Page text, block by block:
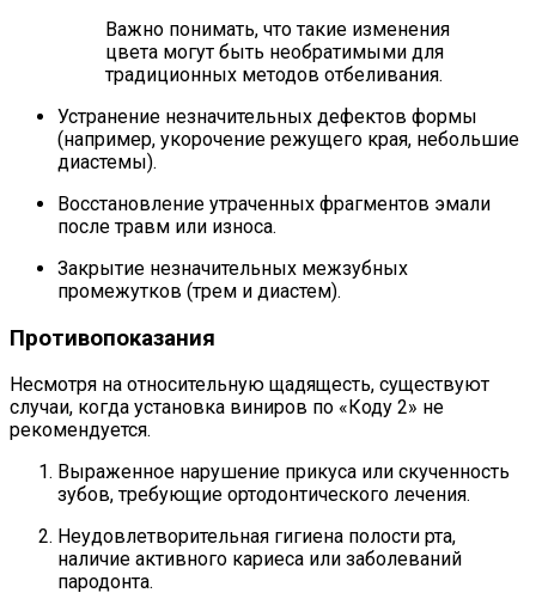
Важно понимать, что такие изменения
цвета могут быть необратимыми для
традиционных методов отбеливания.
Устранение незначительных дефектов формы
(например, укорочение режущего края, небольшие
диастемы).
Восстановление утраченных фрагментов эмали
после травм или износа.
Закрытие незначительных межзубных
промежутков (трем и диастем).
Противопоказания
Несмотря на относительную щадящесть, существуют
случаи, когда установка виниров по «Коду 2» не
рекомендуется.
Выраженное нарушение прикуса или скученность
зубов, требующие ортодонтического лечения.
Неудовлетворительная гигиена полости рта,
наличие активного кариеса или заболеваний
пародонта.